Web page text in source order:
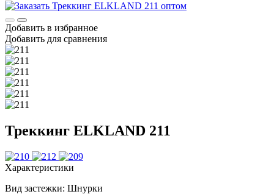
Добавить в избранное
Добавить для сравнения
Треккинг ELKLAND 211
Характеристики
Вид застежки: Шнурки